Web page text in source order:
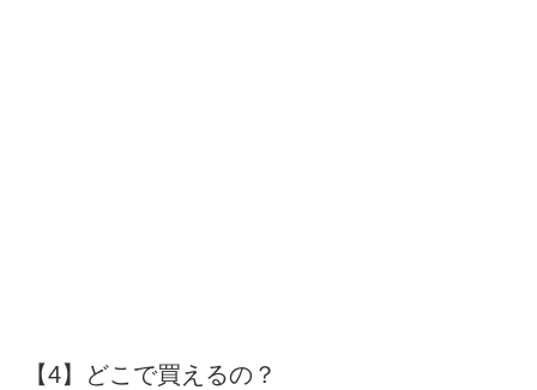
【4】どこで買えるの？